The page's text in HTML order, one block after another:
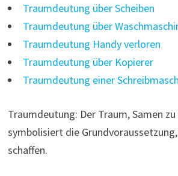
Traumdeutung über Scheiben
Traumdeutung über
Traumdeutung Handy verloren
Traumdeutung über Kopierer
Traumdeutung einer
Traumdeutung: Der Traum, Samen
symbolisiert die
schaffen.